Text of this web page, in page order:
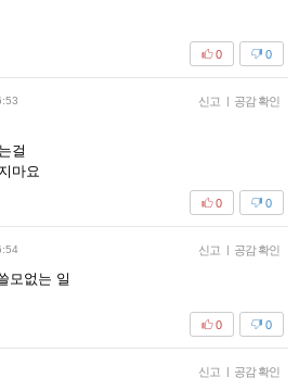
0
0
신고 | 공감 확인
걸
마요
0
0
신고 | 공감 확인
모없는 일
0
0
신고 | 공감 확인